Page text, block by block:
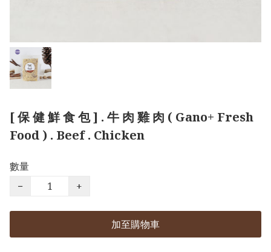
[ 保 健 鮮 食 包 ] . 牛 肉 雞 肉 ( Gano+ Fresh
Food ) . Beef . Chicken
數量
−
+
加至購物車